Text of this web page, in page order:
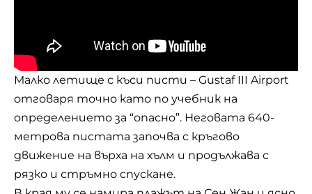
Малко летище с къси писти – Gustaf III Airport
отговаря точно като по учебник на
определението за “опасно”. Неговата 640-
метрова пистата започва с кръгово
движение на върха на хълм и продължава с
рязко и стръмно спускане.